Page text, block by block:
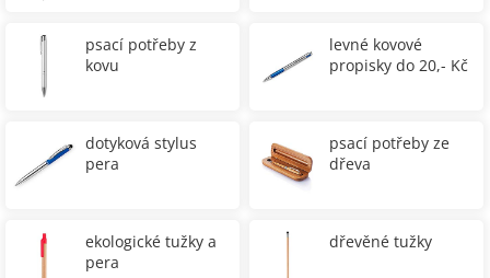
psací potřeby z
kovu
levné kovové
propisky do 20,- Kč
dotyková stylus
pera
psací potřeby ze
dřeva
ekologické tužky a
pera
dřevěné tužky